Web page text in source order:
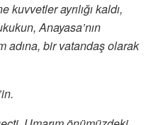
ayrılığı kaldı,
Anayasa’nın
adına, bir vatandaş olarak